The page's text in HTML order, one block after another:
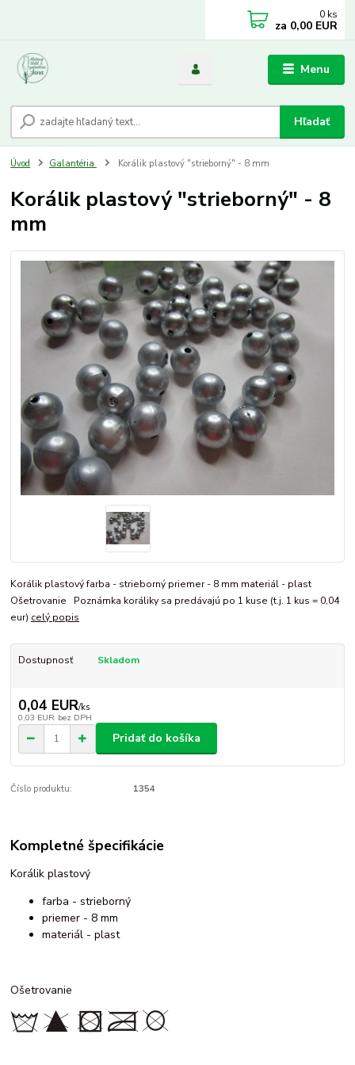
Menu
Hľadať
0 ks
za 0,00 EUR
Úvod Galantéria Korálik plastový "strieborný" - 8 mm
Korálik plastový "strieborný" - 8
mm
Korálik plastový farba - strieborný priemer - 8 mm materiál - plast
Ošetrovanie Poznámka koráliky sa predávajú po 1 kuse (t.j. 1 kus = 0,04
eur) celý popis
Dostupnosť Skladom
0,04 EUR/ks
0,03 EUR bez DPH
Pridať do košíka
Číslo produktu: 1354
Kompletné špecifikácie
Korálik plastový
farba - strieborný
priemer - 8 mm
materiál - plast
Ošetrovanie